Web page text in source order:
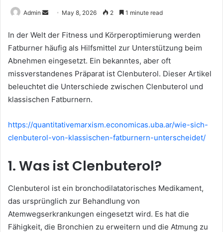
Admin
Send
email
May 8, 2026 2 1 minute read
In der Welt der Fitness und Körperoptimierung werden
Fatburner häufig als Hilfsmittel zur Unterstützung beim
Abnehmen eingesetzt. Ein bekanntes, aber oft
missverstandenes Präparat ist Clenbuterol. Dieser Artikel
beleuchtet die Unterschiede zwischen Clenbuterol und
klassischen Fatburnern.
https://quantitativemarxism.economicas.uba.ar/wie-sich-
clenbuterol-von-klassischen-fatburnern-unterscheidet/
1. Was ist Clenbuterol?
Clenbuterol ist ein bronchodilatatorisches Medikament,
das ursprünglich zur Behandlung von
Atemwegserkrankungen eingesetzt wird. Es hat die
Fähigkeit, die Bronchien zu erweitern und die Atmung zu